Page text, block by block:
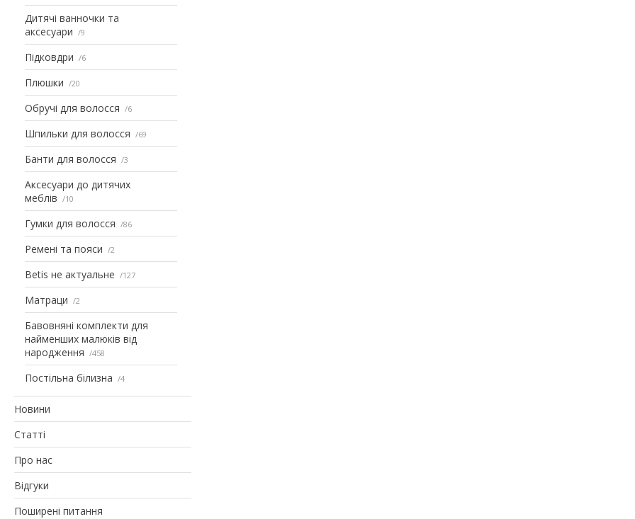
Дитячі ванночки та
аксесуари
9
Підковдри 6
Плюшки 20
Обручі для волосся 6
Шпильки для волосся 69
Банти для волосся 3
Аксесуари до дитячих
меблів
10
Гумки для волосся 86
Ремені та пояси 2
Betis не актуальне 127
Матраци 2
Бавовняні комплекти для
найменших малюків від
народження
458
Постільна білизна 4
Новини
Статті
Про нас
Відгуки
Поширені питання